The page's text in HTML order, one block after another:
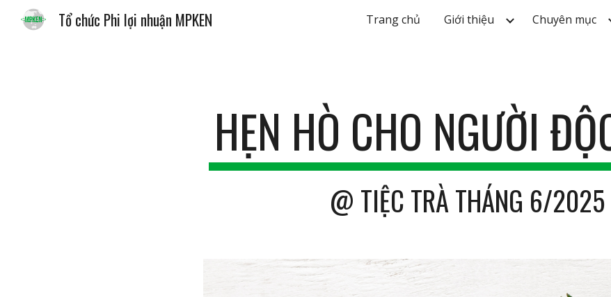
Skip to main content Skip to
Tổ chức Phi lợi nhuận MPKEN Trang chủ Giới thiệu Chuyên mục
HẸN HÒ CHO NGƯỜI
@ TIỆC TRÀ THÁNG 6/2025